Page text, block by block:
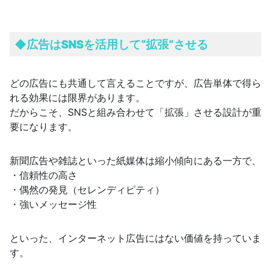
◆広告はSNSを活用して“拡張”させる
どの広告にも共通して言えることですが、広告単体で得ら
れる効果には限界があります。
だからこそ、SNSと組み合わせて「拡張」させる設計が重
要になります。
新聞広告や雑誌といった紙媒体は縮小傾向にある一方で、
・信頼性の高さ
・偶然の発見（セレンディピティ）
・強いメッセージ性
といった、インターネット広告にはない価値を持っていま
す。